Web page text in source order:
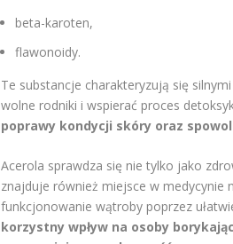
beta-karoten,
flawonoidy.
Te substancje charakteryzują się
wolne rodniki i wspierać proces
poprawy kondycji skóry oraz
Acerola sprawdza się nie tylko jako
znajduje również miejsce w medycynie
funkcjonowanie wątroby poprzez
korzystny wpływ na osoby